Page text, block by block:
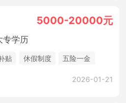
5000-20000元
专学历
贴 休假制度
五险一金
2026-01-21